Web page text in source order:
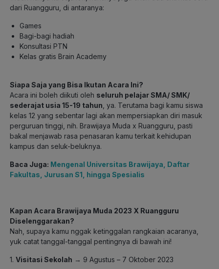
dari Ruangguru, di antaranya:
Games
Bagi-bagi hadiah
Konsultasi PTN
Kelas gratis Brain Academy
Siapa Saja yang Bisa Ikutan Acara Ini?
Acara ini boleh diikuti oleh seluruh pelajar SMA/ SMK/
sederajat usia 15-19 tahun , ya. Terutama bagi kamu siswa
kelas 12 yang sebentar lagi akan mempersiapkan diri masuk
perguruan tinggi, nih. Brawijaya Muda x Ruangguru, pasti
bakal menjawab rasa penasaran kamu terkait kehidupan
kampus dan seluk-beluknya.
Baca Juga: Mengenal Universitas Brawijaya, Daftar
Fakultas, Jurusan S1, hingga Spesialis
Kapan Acara Brawijaya Muda 2023 X Ruangguru
Diselenggarakan?
Nah, supaya kamu nggak ketinggalan rangkaian acaranya,
yuk catat tanggal-tanggal pentingnya di bawah ini!
1. Visitasi Sekolah → 9 Agustus – 7 Oktober 2023